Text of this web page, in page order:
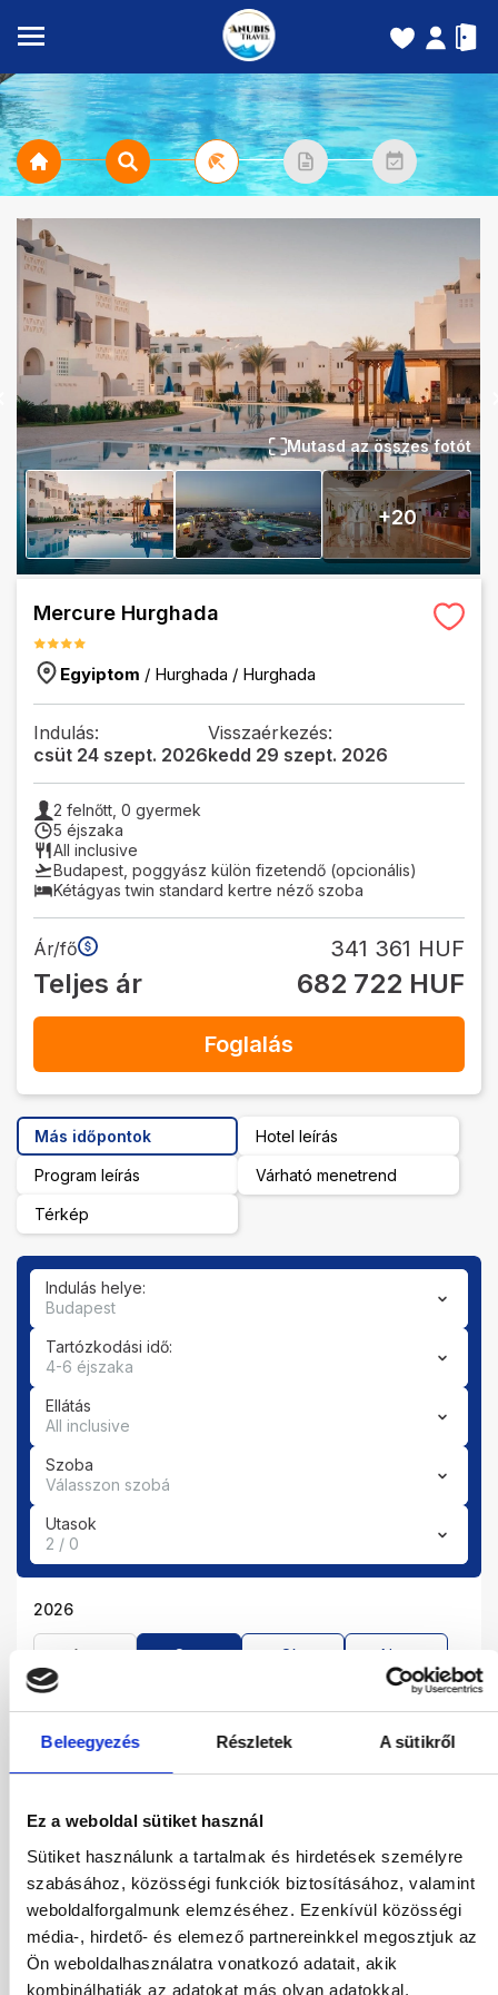
Beleegyezés Részletek A sütikről
Ez a weboldal sütiket használ
Sütiket használunk a tartalmak és hirdetések személyre
szabásához, közösségi funkciók biztosításához, valamint
weboldalforgalmunk elemzéséhez. Ezenkívül közösségi
média-, hirdető- és elemező partnereinkkel megosztjuk az
Ön weboldalhasználatra vonatkozó adatait, akik
kombinálhatják az adatokat más olyan adatokkal,
Mutasd az összes fotót
+20
Mercure Hurghada
Egyiptom / Hurghada / Hurghada
Indulás:
csüt 24 szept. 2026
Visszaérkezés:
kedd 29 szept. 2026
2 felnőtt, 0 gyermek
5 éjszaka
All inclusive
Budapest poggyász külön fizetendő (opcionális)
Kétágyas twin standard kertre néző szoba
Ár/fő 341 361 HUF
Teljes ár 682 722 HUF
Foglalás
Más időpontok Hotel leírás
Program leírás Várható menetrend
Térkép
Indulás helye:
Budapest
Tartózkodási idő:
4-6 éjszaka
Ellátás
All inclusive
Szoba
Válasszon szobá
Utasok
2 / 0
2026
Aug Sze Okt Nov
2027
01.09.2026- 05.09.2026(4 Éjszaka)
BudapestJáratinformációk
Kétágyas Twin Standard Kertre Néző Szoba
All Inclusive